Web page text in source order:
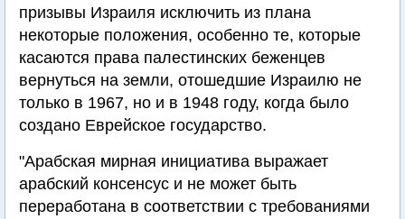
призывы Израиля исключить из плана
некоторые положения, особенно те, которые
касаются права палестинских беженцев
вернуться на земли, отошедшие Израилю не
только в 1967, но и в 1948 году, когда было
создано Еврейское государство.
"Арабская мирная инициатива выражает
арабский консенсус и не может быть
переработана в соответствии с требованиями